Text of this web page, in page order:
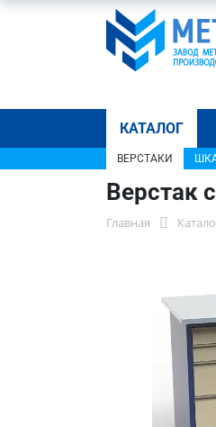
КАТАЛОГ
ВЕРСТАКИ
Верстак
Главная